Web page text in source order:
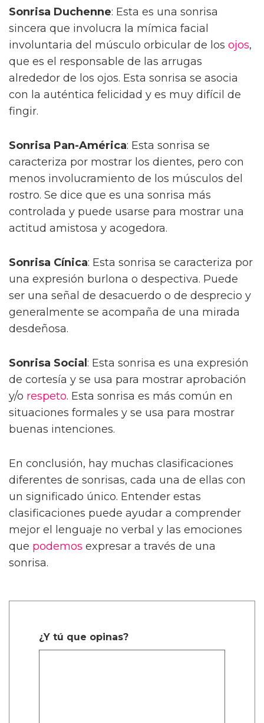
Sonrisa Duchenne: Esta es una sonrisa
sincera que involucra la mímica facial
involuntaria del músculo orbicular de los ojos,
que es el responsable de las arrugas
alrededor de los ojos. Esta sonrisa se asocia
con la auténtica felicidad y es muy difícil de
fingir.
Sonrisa Pan-América: Esta sonrisa se
caracteriza por mostrar los dientes, pero con
menos involucramiento de los músculos del
rostro. Se dice que es una sonrisa más
controlada y puede usarse para mostrar una
actitud amistosa y acogedora.
Sonrisa Cínica: Esta sonrisa se caracteriza por
una expresión burlona o despectiva. Puede
ser una señal de desacuerdo o de desprecio y
generalmente se acompaña de una mirada
desdeñosa.
Sonrisa Social : Esta sonrisa es una expresión
de cortesía y se usa para mostrar aprobación
y/o respeto. Esta sonrisa es más común en
situaciones formales y se usa para mostrar
buenas intenciones.
En conclusión, hay muchas clasificaciones
diferentes de sonrisas, cada una de ellas con
un significado único. Entender estas
clasificaciones puede ayudar a comprender
mejor el lenguaje no verbal y las emociones
que podemos expresar a través de una
sonrisa.
¿Y tú que opinas?